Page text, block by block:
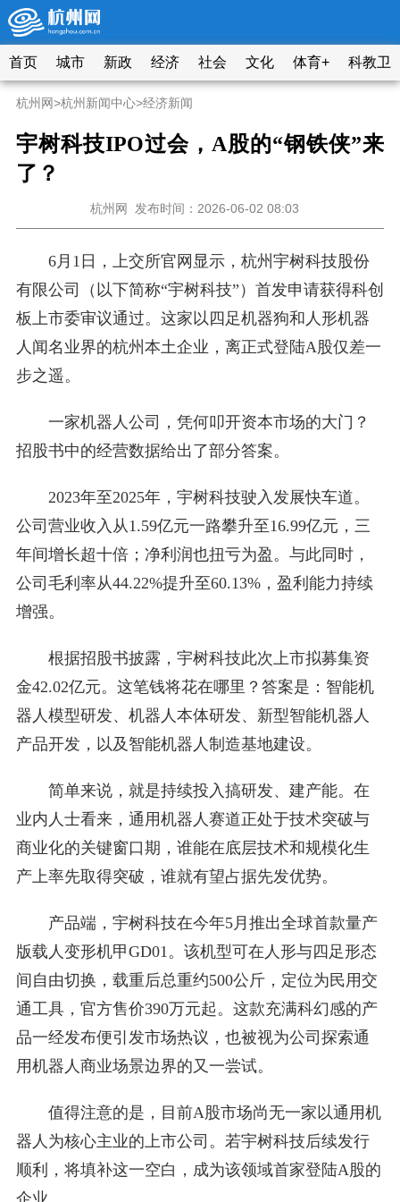
首页 城市 新政 经济 社会 文化 体育+ 科教卫
杭州网>杭州新闻中心>经济新闻
宇树科技IPO过会，A股的“钢铁侠”来
了？
杭州网 发布时间：2026-06-02 08:03
6月1日，上交所官网显示，杭州宇树科技股份
有限公司（以下简称“宇树科技”）首发申请获得科创
板上市委审议通过。这家以四足机器狗和人形机器
人闻名业界的杭州本土企业，离正式登陆A股仅差一
步之遥。
一家机器人公司，凭何叩开资本市场的大门？
招股书中的经营数据给出了部分答案。
2023年至2025年，宇树科技驶入发展快车道。
公司营业收入从1.59亿元一路攀升至16.99亿元，三
年间增长超十倍；净利润也扭亏为盈。与此同时，
公司毛利率从44.22%提升至60.13%，盈利能力持续
增强。
根据招股书披露，宇树科技此次上市拟募集资
金42.02亿元。这笔钱将花在哪里？答案是：智能机
器人模型研发、机器人本体研发、新型智能机器人
产品开发，以及智能机器人制造基地建设。
简单来说，就是持续投入搞研发、建产能。在
业内人士看来，通用机器人赛道正处于技术突破与
商业化的关键窗口期，谁能在底层技术和规模化生
产上率先取得突破，谁就有望占据先发优势。
产品端，宇树科技在今年5月推出全球首款量产
版载人变形机甲GD01。该机型可在人形与四足形态
间自由切换，载重后总重约500公斤，定位为民用交
通工具，官方售价390万元起。这款充满科幻感的产
品一经发布便引发市场热议，也被视为公司探索通
用机器人商业场景边界的又一尝试。
值得注意的是，目前A股市场尚无一家以通用机
器人为核心主业的上市公司。若宇树科技后续发行
顺利，将填补这一空白，成为该领域首家登陆A股的
企业。